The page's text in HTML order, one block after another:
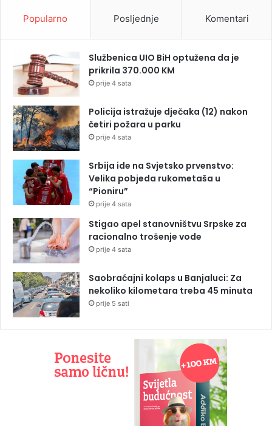
Popularno Posljednje Komentari
Službenica UIO BiH optužena da je
prikrila 370.000 KM
prije 4 sata
Policija istražuje dječaka (12) nakon
četiri požara u parku
prije 4 sata
Srbija ide na Svjetsko prvenstvo:
Velika pobjeda rukometaša u
“Pioniru”
prije 4 sata
Stigao apel stanovništvu Srpske za
racionalno trošenje vode
prije 4 sata
Saobraćajni kolaps u Banjaluci: Za
nekoliko kilometara treba 45 minuta
prije 5 sati